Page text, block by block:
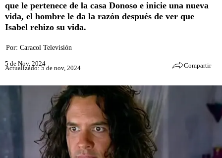
que le pertenece de la casa Donoso e inicie una nueva
vida, el hombre le da la razón después de ver que
Isabel rehizo su vida.
Por: Caracol Televisión
5 de Nov, 2024
Actualizado: 5 de nov, 2024 Compartir